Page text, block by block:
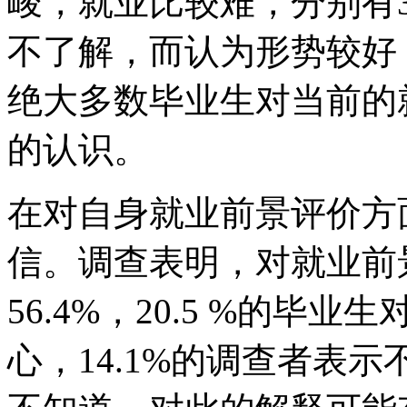
不了解，而认为形势较
绝大多数毕业生对当前
的认识。
在对自身就业前景评价
信。调查表明，对就业
56.4%，20.5 %的毕业生
心，14.1%的调查者表示